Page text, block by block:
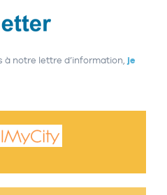
à notre lettre d’information, je